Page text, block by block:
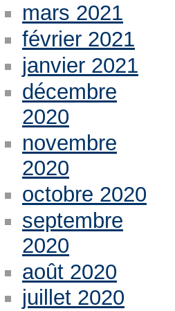
mars 2021
février 2021
janvier 2021
décembre
2020
novembre
2020
octobre 2020
septembre
2020
août 2020
juillet 2020